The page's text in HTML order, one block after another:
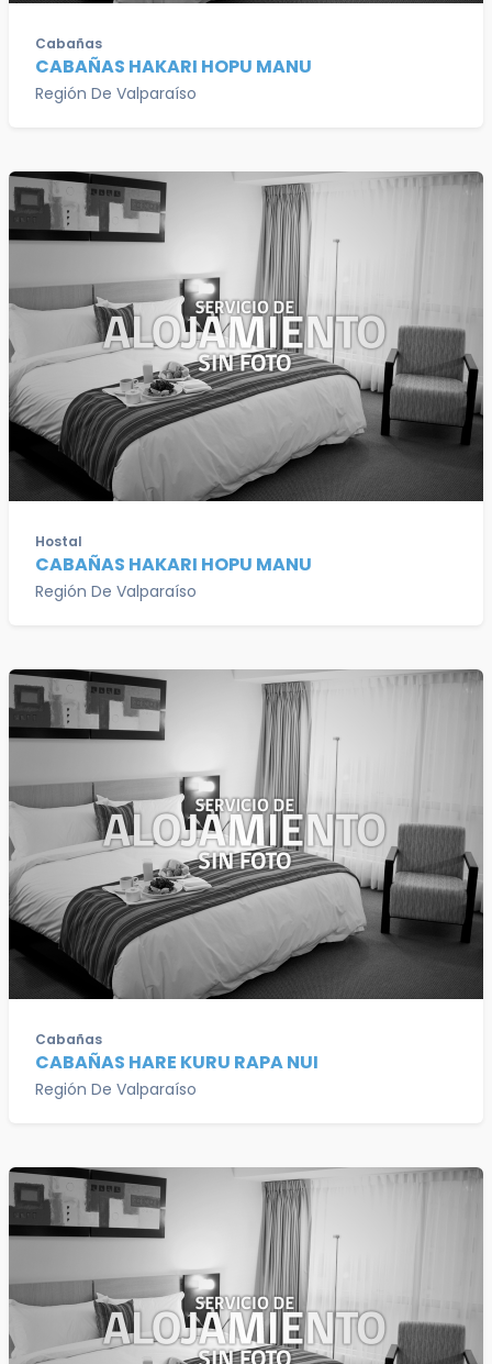
Cabañas
CABAÑAS HAKARI HOPU MANU
Región De Valparaíso
Hostal
CABAÑAS HAKARI HOPU MANU
Región De Valparaíso
Cabañas
CABAÑAS HARE KURU RAPA NUI
Región De Valparaíso